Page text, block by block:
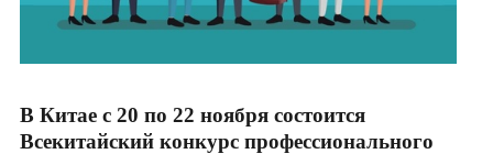
В Китае с 20 по 22 ноября состоится
Всекитайский конкурс профессионального